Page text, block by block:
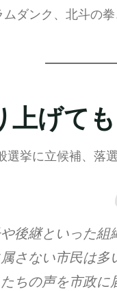
ダンク、北斗の
上げて
挙に立候補、落
後継といった
さない市民は
ちの声を市政